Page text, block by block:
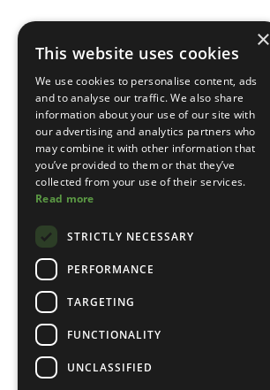
×
This website uses cookies
We use cookies to personalise content, ads
and to analyse our traffic. We also share
information about your use of our site with
our advertising and analytics partners who
may combine it with other information that
you’ve provided to them or that they’ve
collected from your use of their services.
Read more
STRICTLY NECESSARY
PERFORMANCE
TARGETING
FUNCTIONALITY
UNCLASSIFIED